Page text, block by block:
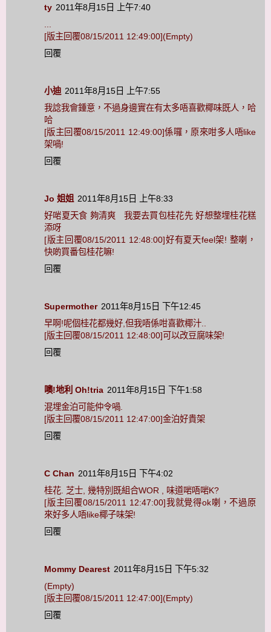
ty 2011年8月15日 上午7:40
[版主回覆08/15/2011 12:49:00](Empty)
回覆
小迪 2011年8月15日 上午7:55
我諗我會鍾意，不過身邊實在有太多唔喜歡椰味既人，哈
哈
[版主回覆08/15/2011 12:49:00]係囉，原來咁多人唔like
架喎!
回覆
Jo 姐姐 2011年8月15日 上午8:33
好啱夏天食 夠清爽 我要去買包桂花先 好想整埋桂花糕
添呀
[版主回覆08/15/2011 12:48:00]好有夏天feel架! 整喇，
快啲買番包桂花嘛!
回覆
Supermother 2011年8月15日 下午12:45
早啊!呢個桂花都幾好,但我唔係咁喜歡椰汁..
[版主回覆08/15/2011 12:48:00]可以改豆腐味架!
回覆
噢!地利 Oh!tria 2011年8月15日 下午1:58
混埋金泊可能仲令喎.
[版主回覆08/15/2011 12:47:00]金泊好貴架
回覆
C Chan 2011年8月15日 下午4:02
桂花. 芝士, 幾特別既組合WOR , 味道啱唔啱K?
[版主回覆08/15/2011 12:47:00]我就覺得ok喇，不過原
來好多人唔like椰子味架!
回覆
Mommy Dearest 2011年8月15日 下午5:32
(Empty)
[版主回覆08/15/2011 12:47:00](Empty)
回覆